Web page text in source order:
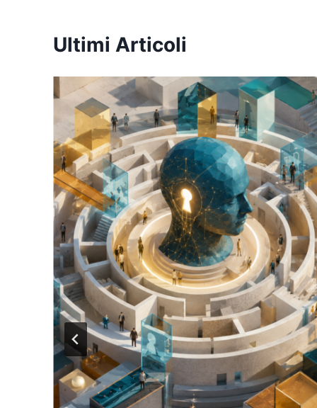
Ultimi Articoli